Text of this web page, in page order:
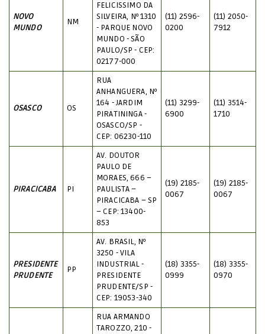
NOVO
MUNDO
NM
FELICISSIMO DA
SILVEIRA, Nº 1310
- PARQUE NOVO
MUNDO - SÃO
PAULO/SP - CEP:
02177-000
(11) 2596-
0200
(11) 2050-
7912
OSASCO OS
RUA
ANHANGUERA, Nº
164 - JARDIM
PIRATININGA -
OSASCO/SP -
CEP: 06230-110
(11) 3299-
6900
(11) 3514-
1710
PIRACICABA PI
AV. DOUTOR
PAULO DE
MORAES, 666 –
PAULISTA –
PIRACICABA – SP
– CEP: 13400-
853
(19) 2185-
0067
(19) 2185-
0067
PRESIDENTE
PRUDENTE
PP
AV. BRASIL, Nº
3250 - VILA
INDUSTRIAL -
PRESIDENTE
PRUDENTE/SP -
CEP: 19053-340
(18) 3355-
0999
(18) 3355-
0970
RUA ARMANDO
TAROZZO, 210 -